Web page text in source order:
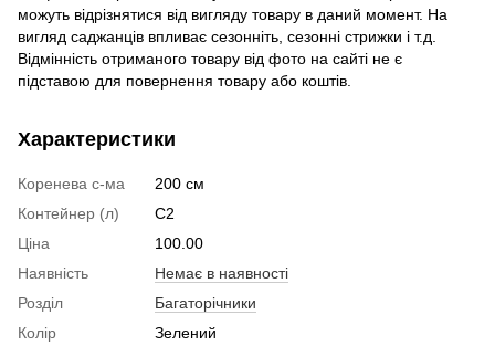
можуть відрізнятися від вигляду товару в даний момент. На
вигляд саджанців впливає сезонніть, сезонні стрижки і т.д.
Відмінність отриманого товару від фото на сайті не є
підставою для повернення товару або коштів.
Характеристики
Коренева с-ма
200 см
Контейнер (л)
C2
Ціна
100.00
Наявність
Немає в наявності
Розділ
Багаторічники
Колір
Зелений